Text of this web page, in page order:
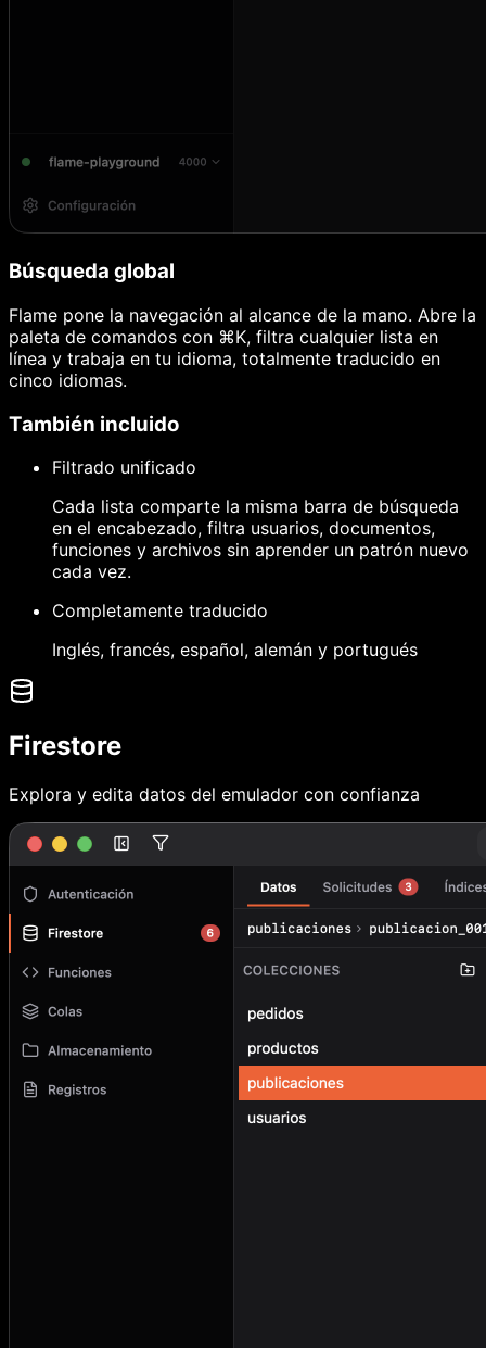
Búsqueda global
Flame pone la navegación al alcance de la mano. Abre la
paleta de comandos con ⌘K, filtra cualquier lista en
línea y trabaja en tu idioma, totalmente traducido en
cinco idiomas.
También incluido
Filtrado unificado
Cada lista comparte la misma barra de búsqueda
en el encabezado, filtra usuarios, documentos,
funciones y archivos sin aprender un patrón nuevo
cada vez.
Completamente traducido
Inglés, francés, español, alemán y portugués
Firestore
Explora y edita datos del emulador con confianza